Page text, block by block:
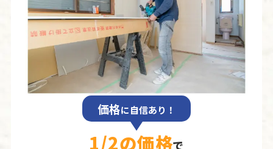
価格に自信あり！
1/2の価格で